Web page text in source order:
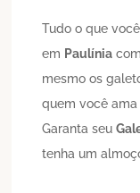
Tudo o que
em Paulínia
mesmo os
quem você
Garanta seu
tenha um